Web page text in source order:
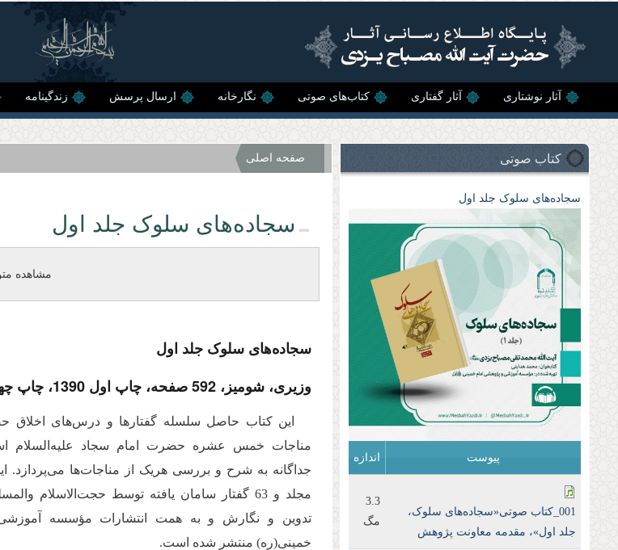
آثار نوشتاری آثار گفتاری کتاب‌های صوتی نگارخانه ارسال پرسش زندگینامه
کتاب صوتی
سجاده‌های سلوک جلد اول
پیوست اندازه
001_کتاب صوتی«سجاده‌های سلوک،
جلد اول»، مقدمه معاونت پژوهش
3.3
مگ
صفحه اصلی
سجاده‌های سلوک جلد اول
مشاهده
سجاده‌های سلوک جلد اول
وزیری، شومیز، 592 صفحه، چاپ اول 1390، چاپ چهارم 1402.
این کتاب حاصل سلسله گفتارها و درس‌های اخلاق
مناجات خمس عشره حضرت امام سجاد
جداگانه به شرح و بررسی هریک از مناجات‌ها می‌پردازد.
مجلد و 63 گفتار سامان یافته توسط حجت‌الاسلام
تدوین و نگارش و به همت انتشارات مؤسسه
خمینی(ره) منتشر شده است.